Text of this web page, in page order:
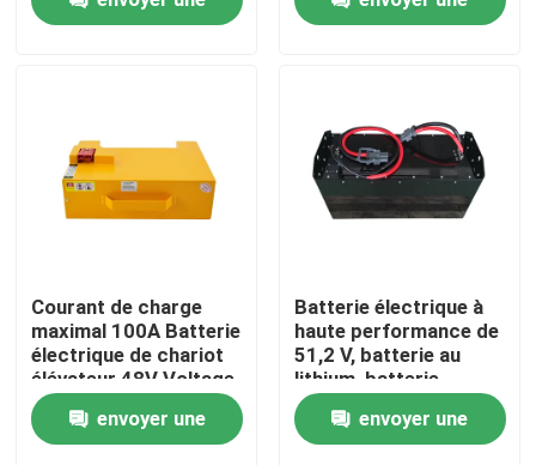
Maison
Au sujet de nous
Contrôle de qualité
Demandez une citation
à 50 °C
Courant de charge
maximal 100A Batterie
électrique de chariot
élévateur 48V Voltage
pour des
performances
optimales
envoyer une
Batterie électrique à
haute performance de
51,2 V, batterie au
lithium, batterie
LiFePO4
envoyer une